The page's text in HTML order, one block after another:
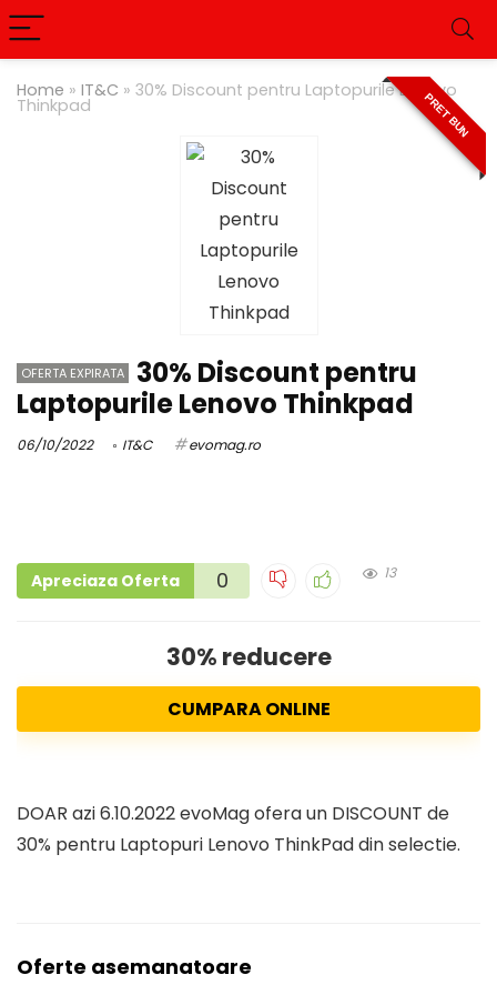
Home » IT&C » 30% Discount pentru Laptopurile Lenovo
Thinkpad PRET BUN
OFERTA EXPIRATA
30% Discount pentru
Laptopurile Lenovo Thinkpad
06/10/2022 IT&C evomag.ro
Apreciaza Oferta 0 13
30% reducere
CUMPARA ONLINE
DOAR azi 6.10.2022 evoMag ofera un DISCOUNT de
30% pentru Laptopuri Lenovo ThinkPad din selectie.
Oferte asemanatoare